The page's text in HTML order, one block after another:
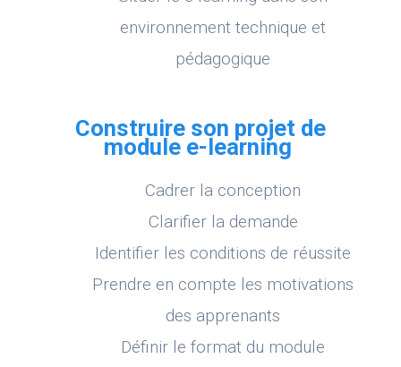
environnement technique et
pédagogique
Construire son projet de
module e-learning
Cadrer la conception
Clarifier la demande
Identifier les conditions de réussite
Prendre en compte les motivations
des apprenants
Définir le format du module